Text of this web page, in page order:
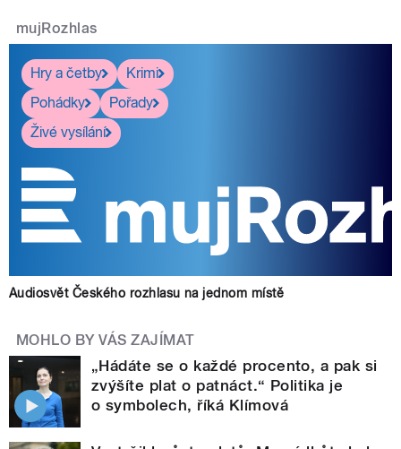
mujRozhlas
Hry a četby
Krimi
Pohádky
Pořady
Živé vysílání
Audiosvět Českého rozhlasu na jednom místě
MOHLO BY VÁS ZAJÍMAT
„Hádáte se o každé procento, a pak si
zvýšíte plat o patnáct.“ Politika je
o symbolech, říká Klímová